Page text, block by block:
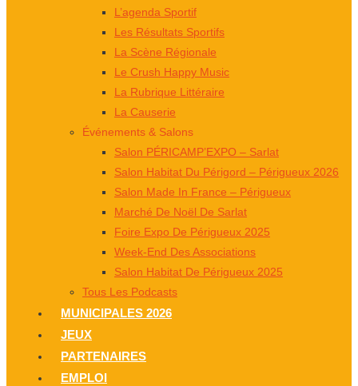
L’agenda Sportif
Les Résultats Sportifs
La Scène Régionale
Le Crush Happy Music
La Rubrique Littéraire
La Causerie
Événements & Salons
Salon PÉRICAMP’EXPO – Sarlat
Salon Habitat Du Périgord – Périgueux 2026
Salon Made In France – Périgueux
Marché De Noël De Sarlat
Foire Expo De Périgueux 2025
Week-End Des Associations
Salon Habitat De Périgueux 2025
Tous Les Podcasts
MUNICIPALES 2026
JEUX
PARTENAIRES
EMPLOI